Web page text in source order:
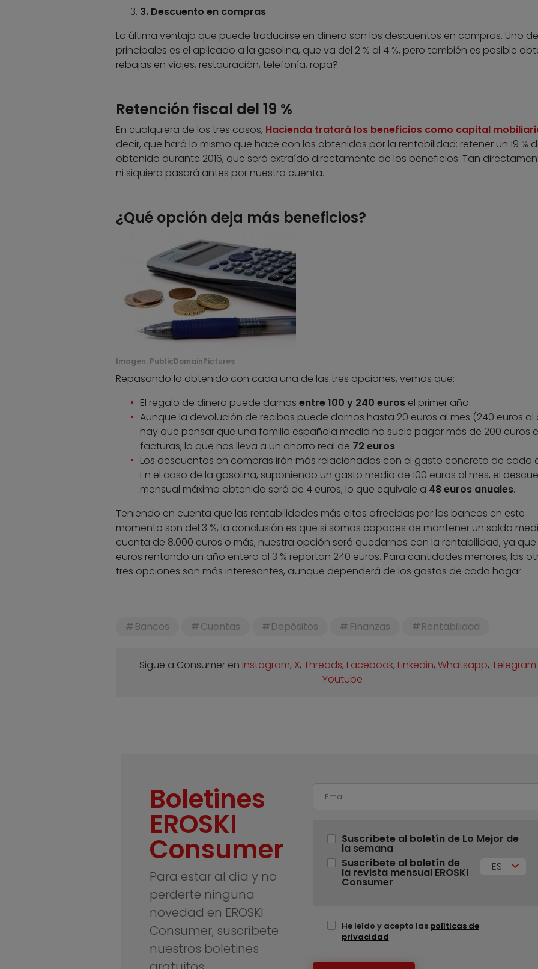
3. Descuento en compras
La última ventaja que puede traducirse en dinero son los descuentos en compras. Uno
principales es el aplicado a la gasolina, que va del 2 % al 4 %, pero también es posible
rebajas en viajes, restauración, telefonía, ropa?
Retención fiscal del 19 %
En cualquiera de los tres casos, Hacienda tratará los beneficios como capital
decir, que hará lo mismo que hace con los obtenidos por la rentabilidad: retener un 19 %
obtenido durante 2016, que será extraído directamente de los beneficios. Tan
ni siquiera pasará antes por nuestra cuenta.
¿Qué opción deja más beneficios?
Imagen: PublicDomainPictures
Repasando lo obtenido con cada una de las tres opciones, vemos que:
El regalo de dinero puede darnos entre 100 y 240 eurosel primer año.
Aunque la devolución de recibos puede darnos hasta 20 euros al mes (240 euros al
hay que pensar que una familia española media no suele pagar más de 200 euros
facturas, lo que nos lleva a un ahorro real de 72 euros
Los descuentos en compras irán más relacionados con el gasto concreto de cada
En el caso de la gasolina, suponiendo un gasto medio de 100 euros al mes, el
mensual máximo obtenido será de 4 euros, lo que equivale a 48 euros anuales.
Teniendo en cuenta que las rentabilidades más altas ofrecidas por los bancos en este
momento son del 3 %, la conclusión es que si somos capaces de mantener un saldo
cuenta de 8.000 euros o más, nuestra opción será quedarnos con la rentabilidad, ya que
euros rentando un año entero al 3 % reportan 240 euros. Para cantidades menores, las
tres opciones son más interesantes, aunque dependerá de los gastos de cada hogar.
Bancos Cuentas Depósitos Finanzas Rentabilidad
Sigue a Consumer en Instagram, X,Threads, Facebook, Linkedin,Whatsapp,Telegram
Youtube
Boletines
EROSKI
Consumer
Para estar al día y no
perderte ninguna
novedad en EROSKI
Consumer, suscríbete
nuestros boletines
Suscríbete al boletín de Lo Mejor de
la semana
Suscríbete al boletín de
la revista mensual EROSKI
Consumer
ES
He leído y acepto las políticas de
privacidad